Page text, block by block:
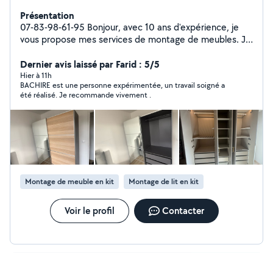
Présentation
07-83-98-61-95 Bonjour, avec 10 ans d'expérience, je
vous propose mes services de montage de meubles. Je
Leroy Merlin, Conforama, etc.). Spécialiste dressing
PAX, lits, armoires, canapés. Monteur expérimenté, je
dispose de tout le matériel nécessaire
Dernier avis laissé par Farid : 5/5
Hier à 11h
BACHIRE est une personne expérimentée, un travail soigné a
été réalisé. Je recommande vivement .
Montage de meuble en kit Montage de lit en kit
Voir le profil Contacter